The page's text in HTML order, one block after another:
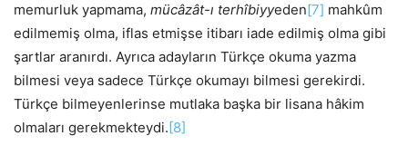
memurluk yapmama, mücâzât-ı terhîbiyyeden[7] mahkûm
edilmemiş olma, iflas etmişse itibarı iade edilmiş olma gibi
şartlar aranırdı. Ayrıca adayların Türkçe okuma yazma
bilmesi veya sadece Türkçe okumayı bilmesi gerekirdi.
Türkçe bilmeyenlerinse mutlaka başka bir lisana hâkim
olmaları gerekmekteydi. [8]